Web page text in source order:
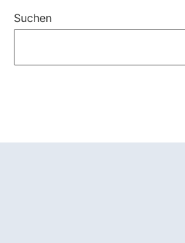
Suchen